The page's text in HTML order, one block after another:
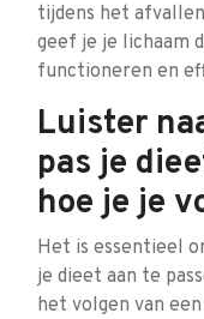
tijdens het
geef je je lichaam
functioneren en
Luister
pas je
hoe je je
Het is essentieel
je dieet aan te
het volgen van